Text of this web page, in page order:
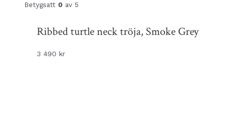
Betygsatt 0 av 5
Ribbed turtle neck tröja, Smoke Grey
3 490 kr